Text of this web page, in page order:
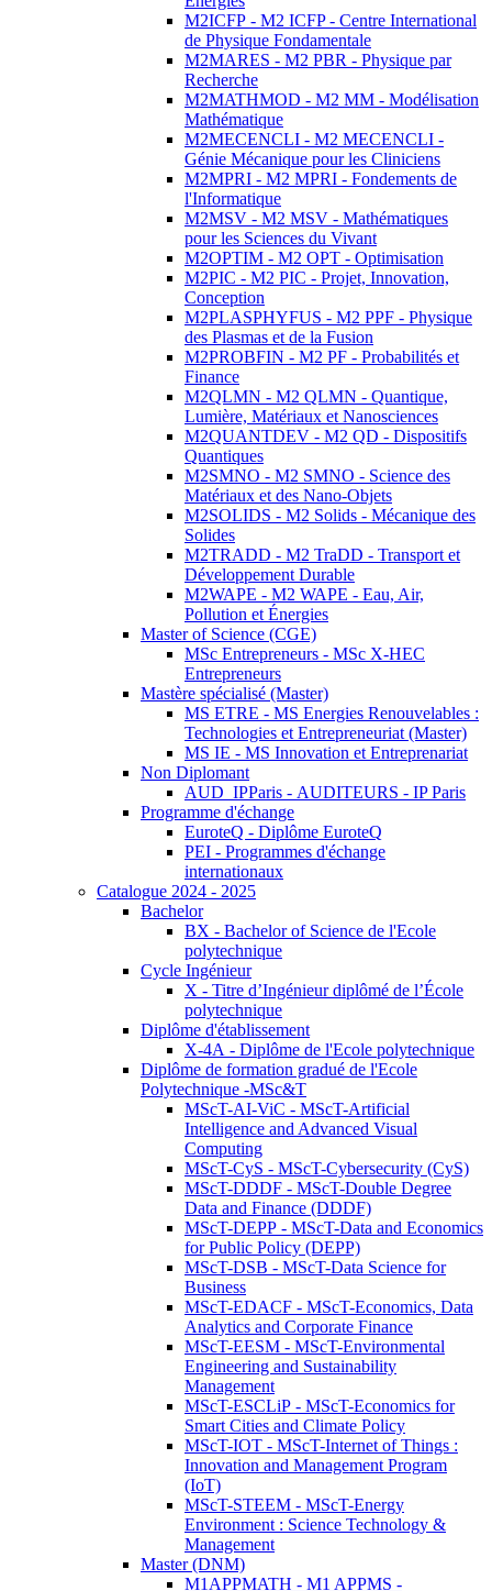
M2ICFP - M2 ICFP - Centre International
de Physique Fondamentale
M2MARES - M2 PBR - Physique par
Recherche
M2MATHMOD - M2 MM - Modélisation
Mathématique
M2MECENCLI - M2 MECENCLI -
Génie Mécanique pour les Cliniciens
M2MPRI - M2 MPRI - Fondements de
l'Informatique
M2MSV - M2 MSV - Mathématiques
pour les Sciences du Vivant
M2OPTIM - M2 OPT - Optimisation
M2PIC - M2 PIC - Projet, Innovation,
Conception
M2PLASPHYFUS - M2 PPF - Physique
des Plasmas et de la Fusion
M2PROBFIN - M2 PF - Probabilités et
Finance
M2QLMN - M2 QLMN - Quantique,
Lumière, Matériaux et Nanosciences
M2QUANTDEV - M2 QD - Dispositifs
Quantiques
M2SMNO - M2 SMNO - Science des
Matériaux et des Nano-Objets
M2SOLIDS - M2 Solids - Mécanique des
Solides
M2TRADD - M2 TraDD - Transport et
Développement Durable
M2WAPE - M2 WAPE - Eau, Air,
Pollution et Énergies
Master of Science (CGE)
MSc Entrepreneurs - MSc X-HEC
Entrepreneurs
Mastère spécialisé (Master)
MS ETRE - MS Energies Renouvelables :
Technologies et Entrepreneuriat (Master)
MS IE - MS Innovation et Entreprenariat
Non Diplomant
AUD_IPParis - AUDITEURS - IP Paris
Programme d'échange
EuroteQ - Diplôme EuroteQ
PEI - Programmes d'échange
internationaux
Catalogue 2024 - 2025
Bachelor
BX - Bachelor of Science de l'Ecole
polytechnique
Cycle Ingénieur
X - Titre d’Ingénieur diplômé de l’École
polytechnique
Diplôme d'établissement
X-4A - Diplôme de l'Ecole polytechnique
Diplôme de formation gradué de l'Ecole
Polytechnique -MSc&T
MScT-AI-ViC - MScT-Artificial
Intelligence and Advanced Visual
Computing
MScT-CyS - MScT-Cybersecurity (CyS)
MScT-DDDF - MScT-Double Degree
Data and Finance (DDDF)
MScT-DEPP - MScT-Data and Economics
for Public Policy (DEPP)
MScT-DSB - MScT-Data Science for
Business
MScT-EDACF - MScT-Economics, Data
Analytics and Corporate Finance
MScT-EESM - MScT-Environmental
Engineering and Sustainability
Management
MScT-ESCLiP - MScT-Economics for
Smart Cities and Climate Policy
MScT-IOT - MScT-Internet of Things :
Innovation and Management Program
(IoT)
MScT-STEEM - MScT-Energy
Environment : Science Technology &
Management
Master (DNM)
M1APPMATH - M1 APPMS -